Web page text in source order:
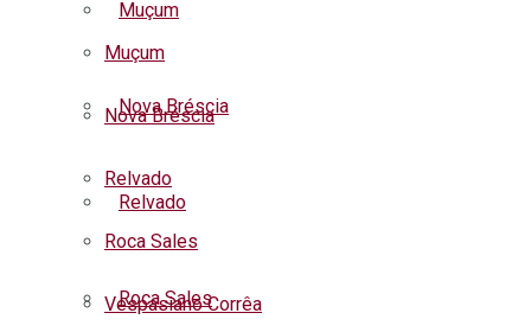
Muçum
Nova Bréscia
Relvado
Roca Sales
Muçum
Nova Bréscia
Relvado
Roca Sales
Vespasiano Corrêa